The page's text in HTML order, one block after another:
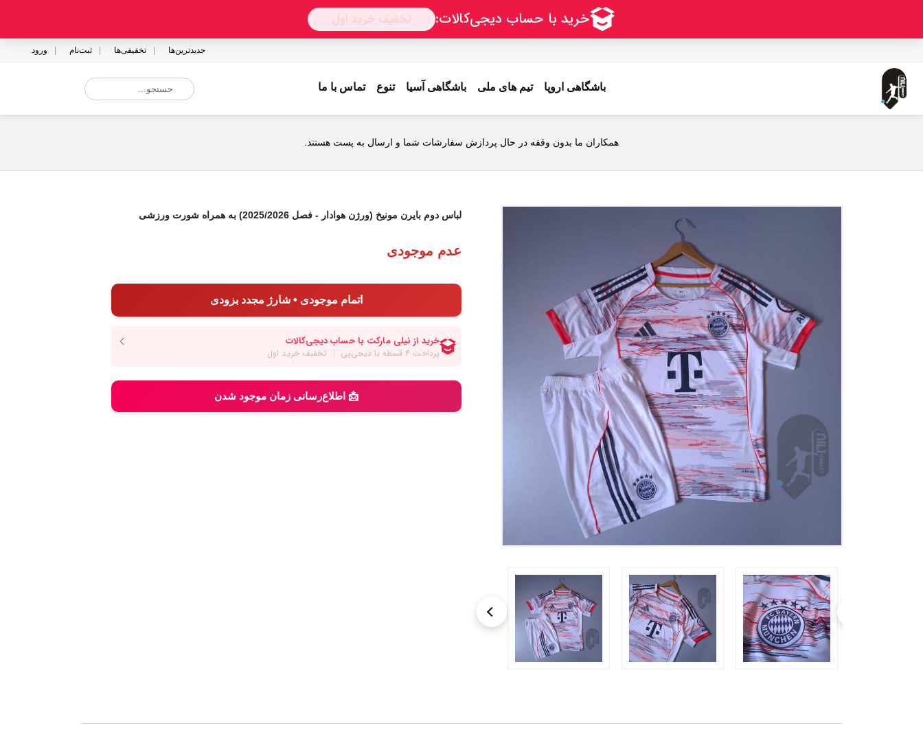
جدیدترین‌ها تخفیفی‌ها ثبت‌نام ورود
باشگاهی اروپا تیم های ملی باشگاهی آسیا تنوع تماس با ما
همکاران ما بدون وقفه در حال پردازش سفارشات شما و ارسال به پست هستند.
لباس دوم بایرن مونیخ (ورژن هوادار - فصل 2025/2026) به همراه شورت ورزشی
عدم موجودی
اتمام موجودی • شارژ مجدد بزودی
📩 اطلاع‌رسانی زمان موجود شدن